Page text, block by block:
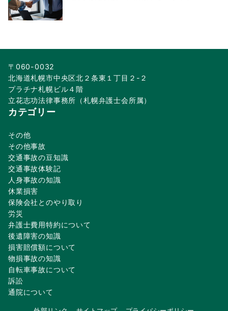
〒060-0032
北海道札幌市中央区北２条東１丁目２-２
プラチナ札幌ビル４階
立花志功法律事務所（札幌弁護士会所属）
カテゴリー
その他
その他事故
交通事故の豆知識
交通事故体験記
人身事故の知識
休業損害
保険会社とのやり取り
労災
弁護士費用特約について
後遺障害の知識
損害賠償額について
物損事故の知識
自転車事故について
訴訟
通院について